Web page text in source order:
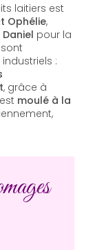
laitiers est
Ophélie,
Daniel pour la
:
, grâce à
moulé à la